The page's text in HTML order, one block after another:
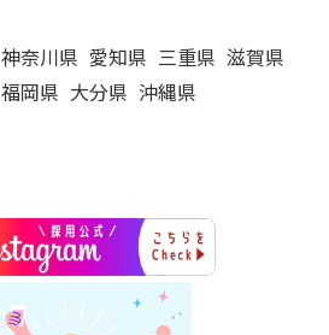
神奈川県 愛知県 三重県 滋賀県
福岡県 大分県 沖縄県